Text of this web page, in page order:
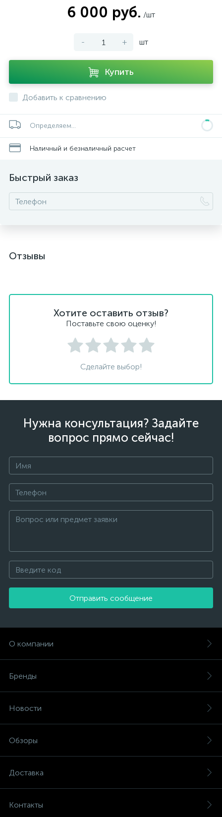
6 000 руб. /шт
- + шт
Купить
Добавить к сравнению
Определяем...
Наличный и безналичный расчет
Быстрый заказ
Отзывы
Хотите оставить отзыв?
Поставьте свою оценку!
Сделайте выбор!
Нужна консультация? Задайте
вопрос прямо сейчас!
Отправить сообщение
О компании
Бренды
Новости
Обзоры
Доставка
Контакты